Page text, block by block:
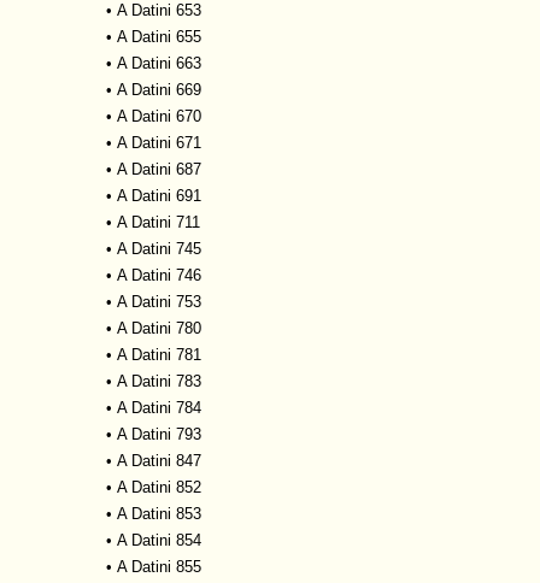
• A Datini 653
• A Datini 655
• A Datini 663
• A Datini 669
• A Datini 670
• A Datini 671
• A Datini 687
• A Datini 691
• A Datini 711
• A Datini 745
• A Datini 746
• A Datini 753
• A Datini 780
• A Datini 781
• A Datini 783
• A Datini 784
• A Datini 793
• A Datini 847
• A Datini 852
• A Datini 853
• A Datini 854
• A Datini 855